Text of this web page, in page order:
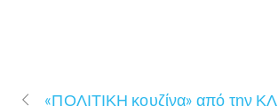
«ΠΟΛΙΤΙΚΗ κουζίνα» από την ΚΛ